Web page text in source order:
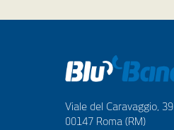
Viale del Caravaggio, 39
00147 Roma (RM)